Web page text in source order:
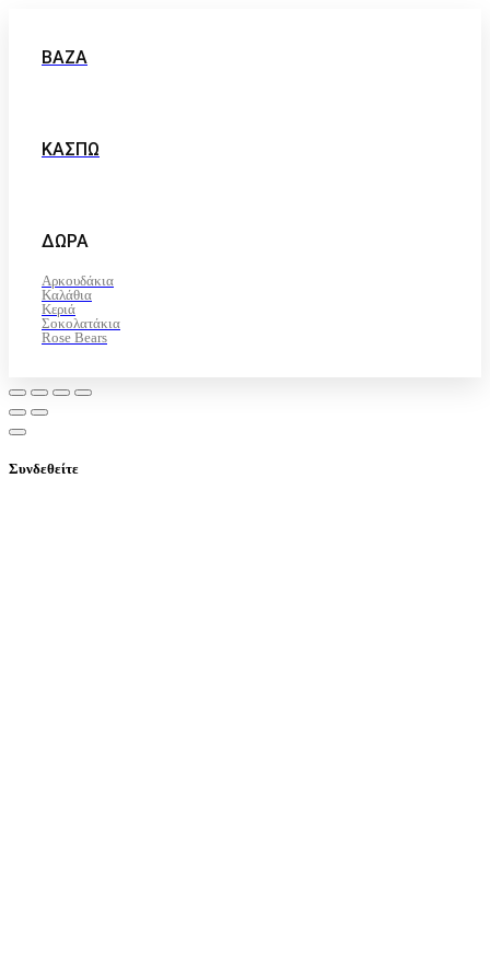
ΒΆΖΑ
ΚΑΣΠΩ
ΔΏΡΑ
Αρκουδάκια
Καλάθια
Κεριά
Σοκολατάκια
Rose Bears
Συνδεθείτε